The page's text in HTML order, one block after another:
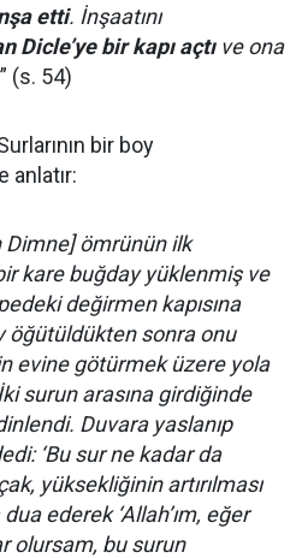
etti. İnşaatını
Dicle’ye bir kapı açtıve ona
” (s. 54)
bir boy
anlatır:
Dimne] ömrünün ilk
kare buğday yüklenmiş ve
değirmen kapısına
öğütüldükten sonra onu
evine götürmek üzere yola
surun arasına girdiğinde
Duvara yaslanıp
‘Bu sur ne kadar da
yüksekliğinin artırılması
ederek ‘Allah’ım, eğer
olursam, bu surun